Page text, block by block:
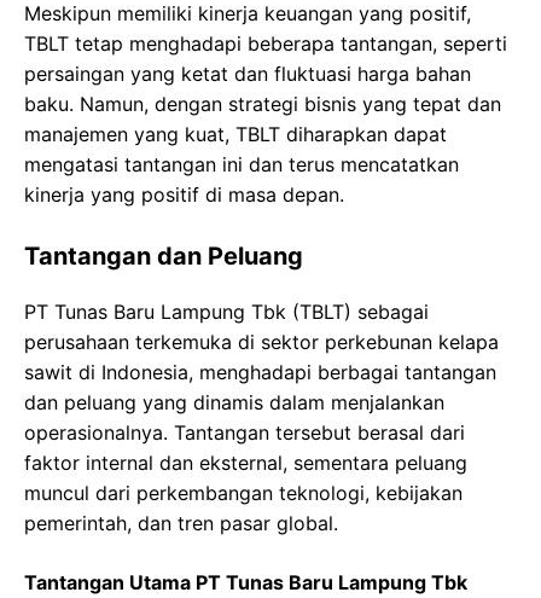
Meskipun memiliki kinerja keuangan yang positif,
TBLT tetap menghadapi beberapa tantangan, seperti
persaingan yang ketat dan fluktuasi harga bahan
baku. Namun, dengan strategi bisnis yang tepat dan
manajemen yang kuat, TBLT diharapkan dapat
mengatasi tantangan ini dan terus mencatatkan
kinerja yang positif di masa depan.
Tantangan dan Peluang
PT Tunas Baru Lampung Tbk (TBLT) sebagai
perusahaan terkemuka di sektor perkebunan kelapa
sawit di Indonesia, menghadapi berbagai tantangan
dan peluang yang dinamis dalam menjalankan
operasionalnya. Tantangan tersebut berasal dari
faktor internal dan eksternal, sementara peluang
muncul dari perkembangan teknologi, kebijakan
pemerintah, dan tren pasar global.
Tantangan Utama PT Tunas Baru Lampung Tbk